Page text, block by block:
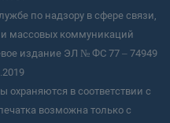
по надзору в сфере связи,
массовых коммуникаций
издание ЭЛ № ФС 77 – 74949
охраняются в соответствии с
возможна только с